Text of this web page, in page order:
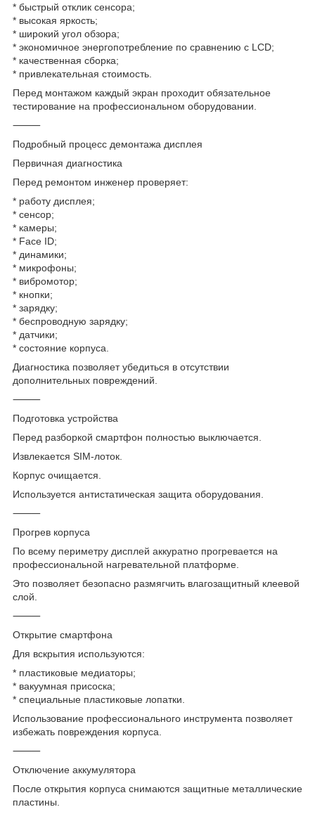
* быстрый отклик сенсора;
* высокая яркость;
* широкий угол обзора;
* экономичное энергопотребление по сравнению с LCD;
* качественная сборка;
* привлекательная стоимость.
Перед монтажом каждый экран проходит обязательное
тестирование на профессиональном оборудовании.
⸻
Подробный процесс демонтажа дисплея
Первичная диагностика
Перед ремонтом инженер проверяет:
* работу дисплея;
* сенсор;
* камеры;
* Face ID;
* динамики;
* микрофоны;
* вибромотор;
* кнопки;
* зарядку;
* беспроводную зарядку;
* датчики;
* состояние корпуса.
Диагностика позволяет убедиться в отсутствии
дополнительных повреждений.
⸻
Подготовка устройства
Перед разборкой смартфон полностью выключается.
Извлекается SIM-лоток.
Корпус очищается.
Используется антистатическая защита оборудования.
⸻
Прогрев корпуса
По всему периметру дисплей аккуратно прогревается на
профессиональной нагревательной платформе.
Это позволяет безопасно размягчить влагозащитный клеевой
слой.
⸻
Открытие смартфона
Для вскрытия используются:
* пластиковые медиаторы;
* вакуумная присоска;
* специальные пластиковые лопатки.
Использование профессионального инструмента позволяет
избежать повреждения корпуса.
⸻
Отключение аккумулятора
После открытия корпуса снимаются защитные металлические
пластины.